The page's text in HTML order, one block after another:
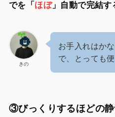
でを「 ほぼ」自動で完結す
きの
お手入れはか
で、とっても便
③びっくりするほどの